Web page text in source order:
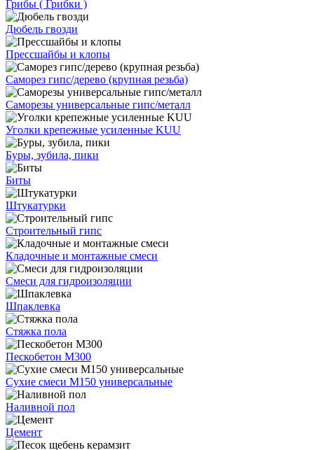
Грибы ( Грибки )
Дюбель гвозди
Прессшайбы и клопы
Саморез гипс/дерево (крупная резьба)
Саморезы универсальные гипс/металл
Уголки крепежные усиленные KUU
Буры, зубила, пики
Биты
Штукатурки
Строительный гипс
Кладочные и монтажные смеси
Смеси для гидроизоляции
Шпаклевка
Стяжка пола
Пескобетон М300
Сухие смеси М150 универсальные
Наливной пол
Цемент